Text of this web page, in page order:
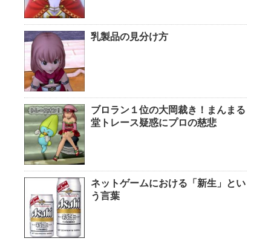
乳製品の見分け方
ブロラン１位の大岡裁き！まんまる
堂トレース疑惑にプロの慈悲
ネットゲームにおける「新生」とい
う言葉